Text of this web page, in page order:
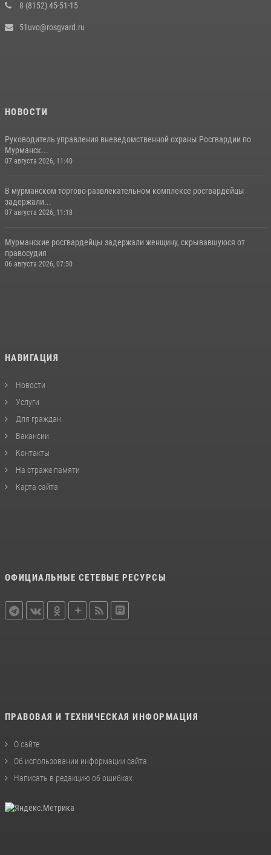
8 (8152) 45-51-15
51uvo@rosgvard.ru
НОВОСТИ
Руководитель управления вневедомственной охраны Росгвардии по
Мурманск...
07 августа 2026, 11:40
В мурманском торгово-развлекательном комплексе росгвардейцы
задержали...
07 августа 2026, 11:18
Мурманские росгвардейцы задержали женщину, скрывавшуюся от
правосудия
06 августа 2026, 07:50
НАВИГАЦИЯ
Новости
Услуги
Для граждан
Вакансии
Контакты
На страже памяти
Карта сайта
ОФИЦИАЛЬНЫЕ СЕТЕВЫЕ РЕСУРСЫ
ПРАВОВАЯ И ТЕХНИЧЕСКАЯ ИНФОРМАЦИЯ
О сайте
Об использовании информации сайта
Написать в редакцию об ошибках